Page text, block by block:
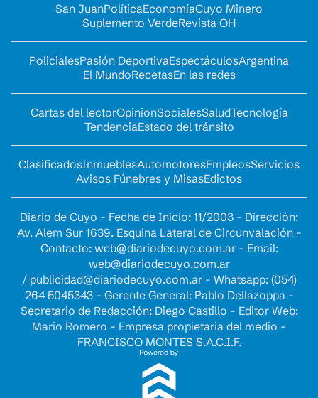
San JuanPolíticaEconomíaCuyo Minero
Suplemento VerdeRevista OH
PolicialesPasión DeportivaEspectáculosArgentina
El MundoRecetasEn las redes
Cartas del lectorOpinionSocialesSaludTecnología
TendenciaEstado del tránsito
ClasificadosInmueblesAutomotoresEmpleosServicios
Avisos Fúnebres y MisasEdictos
Diario de Cuyo - Fecha de Inicio: 11/2003 - Dirección:
Av. Alem Sur 1639. Esquina Lateral de Circunvalación -
Contacto: web@diariodecuyo.com.ar- Email:
web@diariodecuyo.com.ar
/ publicidad@diariodecuyo.com.ar- Whatsapp: (054)
264 5045343 - Gerente General: Pablo Dellazoppa -
Secretario de Redacción: Diego Castillo - Editor Web:
Mario Romero - Empresa propietaria del medio -
FRANCISCO MONTES S.A.C.I.F.